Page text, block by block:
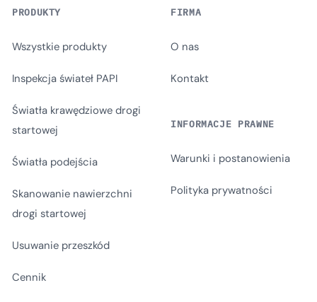
PRODUKTY
Wszystkie produkty
Inspekcja świateł PAPI
Światła krawędziowe drogi
startowej
Światła podejścia
Skanowanie nawierzchni
drogi startowej
Usuwanie przeszkód
Cennik
FIRMA
O nas
Kontakt
INFORMACJE PRAWNE
Warunki i postanowienia
Polityka prywatności